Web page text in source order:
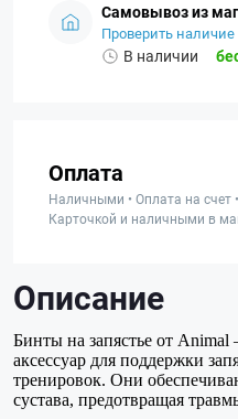
Самовывоз из
Проверить
В наличии
Оплата
Наличными • Оплата на счет
Карточкой и наличными в
Описание
Бинты на запястье от Animal
аксессуар для поддержки
тренировок. Они
сустава, предотвращая